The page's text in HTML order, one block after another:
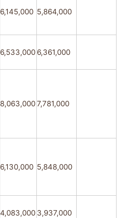
6,145,000 5,864,000
6,533,000 6,361,000
8,063,0007,781,000
6,130,000 5,848,000
4,083,000 3,937,000